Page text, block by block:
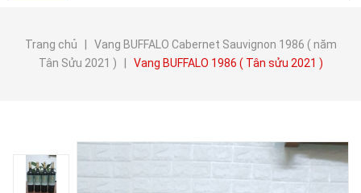
Trang chủ
Vang BUFFALO Cabernet Sauvignon 1986 ( năm
Tân Sửu 2021 )
Vang BUFFALO 1986 ( Tân sửu 2021 )